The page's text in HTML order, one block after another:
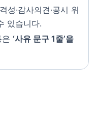
성·감사의견·공시 위
있습니다.
‘사유 문구 1줄’을